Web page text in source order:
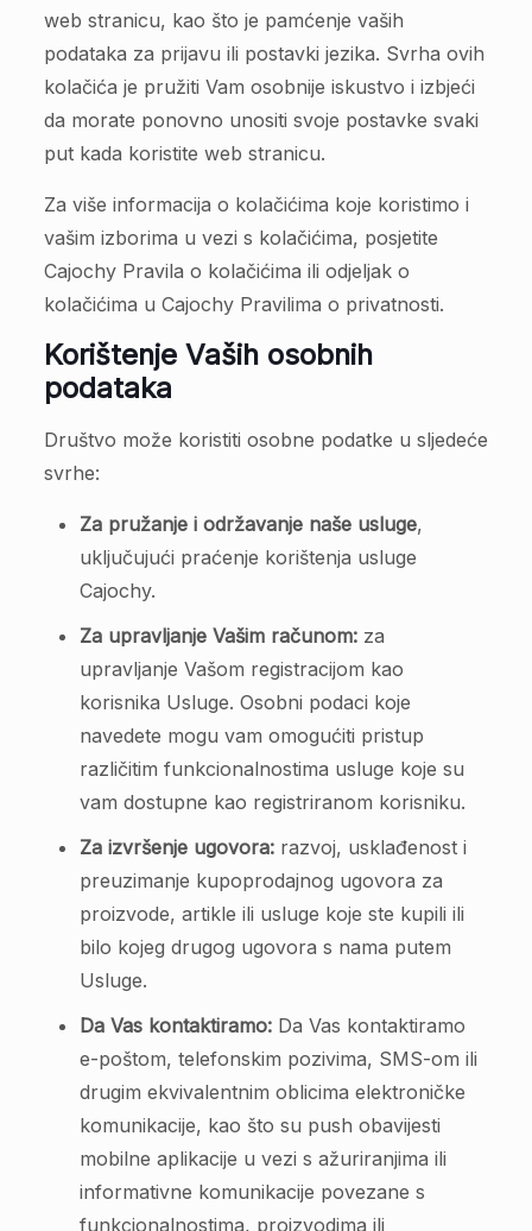
web stranicu, kao što je pamćenje vaših
podataka za prijavu ili postavki jezika. Svrha ovih
kolačića je pružiti Vam osobnije iskustvo i izbjeći
da morate ponovno unositi svoje postavke svaki
put kada koristite web stranicu.
Za više informacija o kolačićima koje koristimo i
vašim izborima u vezi s kolačićima, posjetite
Cajochy Pravila o kolačićima ili odjeljak o
kolačićima u Cajochy Pravilima o privatnosti.
Korištenje Vaših osobnih
podataka
Društvo može koristiti osobne podatke u sljedeće
svrhe:
Za pružanje i održavanje naše usluge,
uključujući praćenje korištenja usluge
Cajochy.
Za upravljanje Vašim računom:za
upravljanje Vašom registracijom kao
korisnika Usluge. Osobni podaci koje
navedete mogu vam omogućiti pristup
različitim funkcionalnostima usluge koje su
vam dostupne kao registriranom korisniku.
Za izvršenje ugovora:razvoj, usklađenost i
preuzimanje kupoprodajnog ugovora za
proizvode, artikle ili usluge koje ste kupili ili
bilo kojeg drugog ugovora s nama putem
Usluge.
Da Vas kontaktiramo:Da Vas kontaktiramo
e-poštom, telefonskim pozivima, SMS-om ili
drugim ekvivalentnim oblicima elektroničke
komunikacije, kao što su push obavijesti
mobilne aplikacije u vezi s ažuriranjima ili
informativne komunikacije povezane s
funkcionalnostima, proizvodima ili